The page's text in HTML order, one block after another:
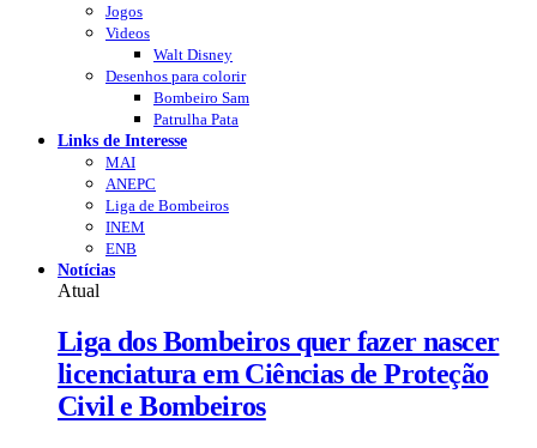
Jogos
Videos
Walt Disney
Desenhos para colorir
Bombeiro Sam
Patrulha Pata
Links de Interesse
MAI
ANEPC
Liga de Bombeiros
INEM
ENB
Notícias
Atual
Liga dos Bombeiros quer fazer nascer
licenciatura em Ciências de Proteção
Civil e Bombeiros